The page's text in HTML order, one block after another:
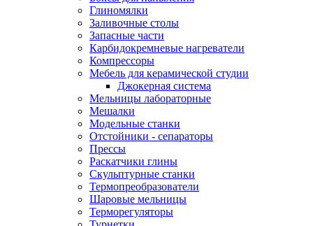
Глиномялки
Заливочные столы
Запасные части
Карбидокремневые нагреватели
Компрессоры
Мебель для керамической студии
Джокерная система
Мельницы лабораторные
Мешалки
Модельные станки
Отстойники - сепараторы
Прессы
Раскатчики глины
Скульптурные станки
Термопреобразователи
Шаровые мельницы
Терморегуляторы